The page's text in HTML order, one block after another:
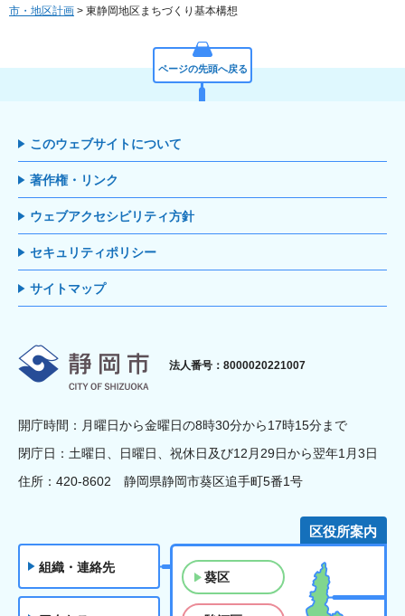
市・地区計画 > 東静岡地区まちづくり基本構想
ページの先頭へ戻る
このウェブサイトについて
著作権・リンク
ウェブアクセシビリティ方針
セキュリティポリシー
サイトマップ
静岡市
法人番号：8000020221007
開庁時間：月曜日から金曜日の8時30分から17時15分まで
閉庁日：土曜日、日曜日、祝休日及び12月29日から翌年1月3日
住所：420-8602 静岡県静岡市葵区追手町5番1号
組織・連絡先
区役所案内
葵区